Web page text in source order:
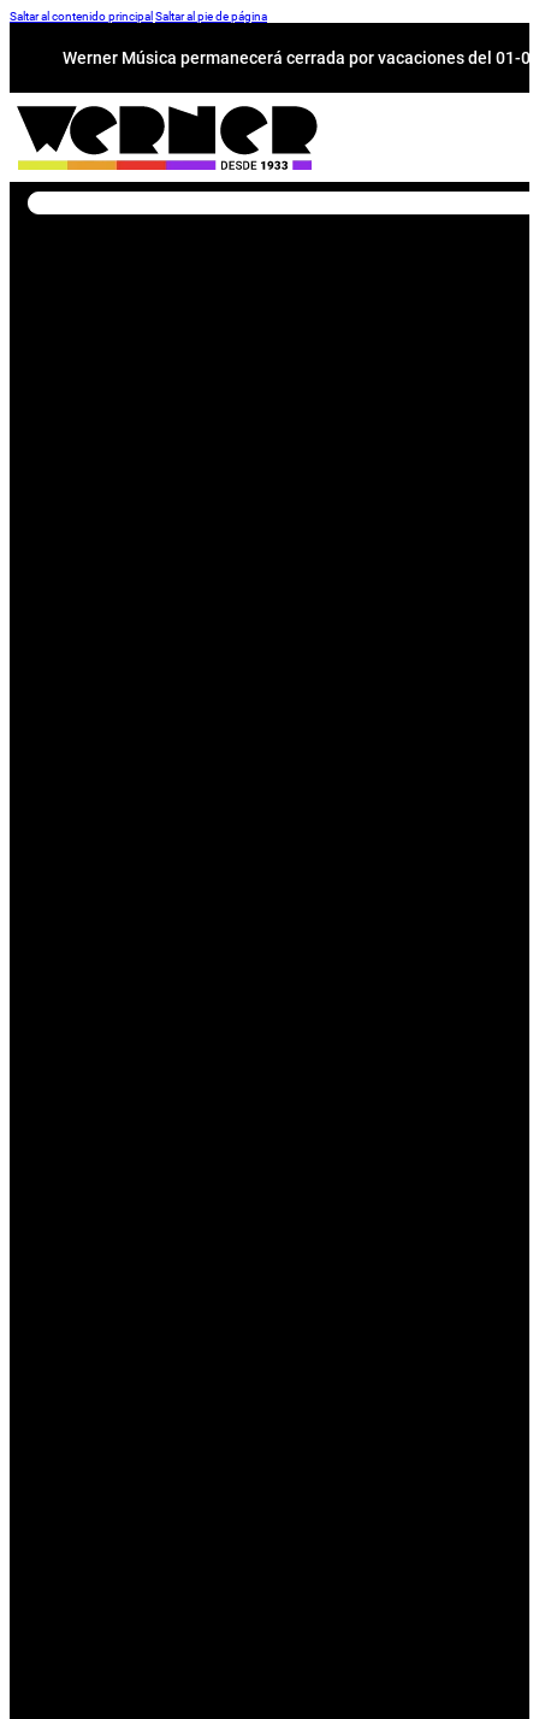
Saltar al contenido principal Saltar al pie de página
Werner Música permanecerá cerrada por vacaciones del 01-
Buscar